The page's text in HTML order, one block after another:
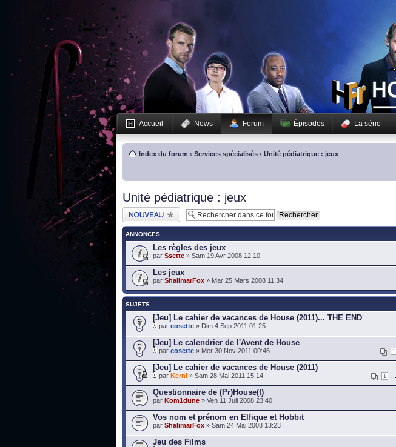
Accueil News Forum Épisodes La série
Index du forum ‹ Services spécialisés ‹ Unité pédiatrique : jeux
Unité pédiatrique : jeux
Publier un nouveau
sujet
ANNONCES
Les règles des jeux
par Ssette » Sam 19 Avr 2008 12:10
Les jeux
par ShalimarFox » Mar 25 Mars 2008 11:34
SUJETS
[Jeu] Le cahier de vacances de House (2011)... THE END
par cosette » Dim 4 Sep 2011 01:25
[Jeu] Le calendrier de l'Avent de House
1
par cosette » Mer 30 Nov 2011 00:46
[Jeu] Le cahier de vacances de House (2011)
1
par Kerni » Sam 28 Mai 2011 15:14
Questionnaire de (Pr)House(t)
par Kom1dune » Ven 11 Juil 2008 23:40
Vos nom et prénom en Elfique et Hobbit
par ShalimarFox » Sam 24 Mai 2008 13:23
Jeu des Films